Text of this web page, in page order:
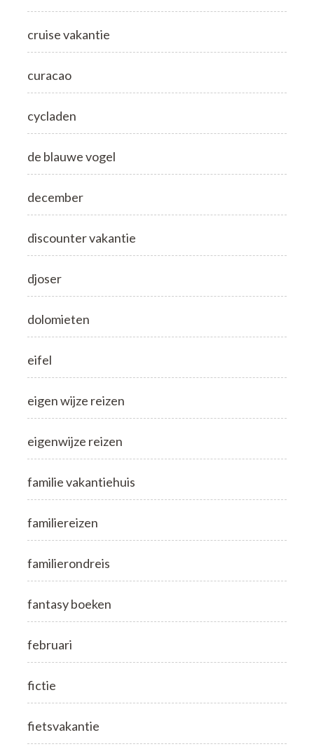
cruise vakantie
curacao
cycladen
de blauwe vogel
december
discounter vakantie
djoser
dolomieten
eifel
eigen wijze reizen
eigenwijze reizen
familie vakantiehuis
familiereizen
familierondreis
fantasy boeken
februari
fictie
fietsvakantie